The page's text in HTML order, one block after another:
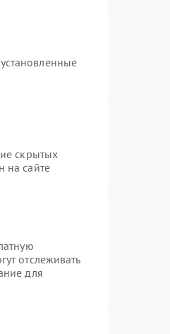
скрытых
на сайте
отслеживать
для